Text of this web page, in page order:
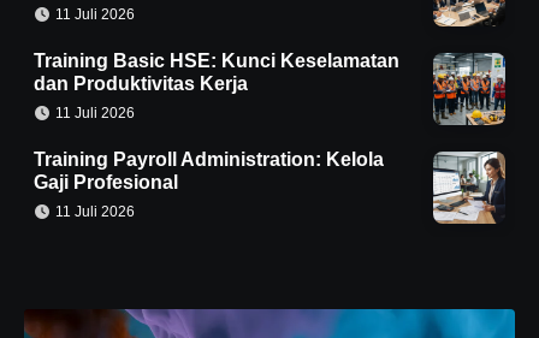
11 Juli 2026
Training Basic HSE: Kunci Keselamatan
dan Produktivitas Kerja
11 Juli 2026
Training Payroll Administration: Kelola
Gaji Profesional
11 Juli 2026